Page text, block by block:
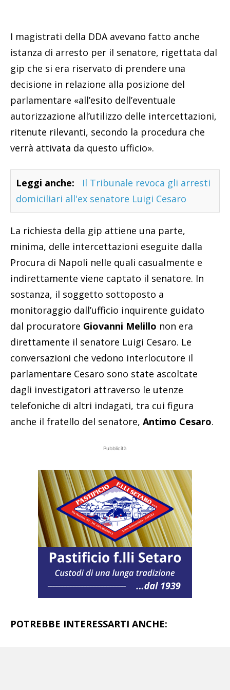
I magistrati della DDA avevano fatto anche
istanza di arresto per il senatore, rigettata dal
gip che si era riservato di prendere una
decisione in relazione alla posizione del
parlamentare «all’esito dell’eventuale
autorizzazione all’utilizzo delle intercettazioni,
ritenute rilevanti, secondo la procedura che
verrà attivata da questo ufficio».
Leggi anche:
Il Tribunale revoca gli arresti
domiciliari all'ex senatore Luigi Cesaro
La richiesta della gip attiene una parte,
minima, delle intercettazioni eseguite dalla
Procura di Napoli nelle quali casualmente e
indirettamente viene captato il senatore. In
sostanza, il soggetto sottoposto a
monitoraggio dall’ufficio inquirente guidato
dal procuratore Giovanni Melillo non era
direttamente il senatore Luigi Cesaro. Le
conversazioni che vedono interlocutore il
parlamentare Cesaro sono state ascoltate
dagli investigatori attraverso le utenze
telefoniche di altri indagati, tra cui figura
anche il fratello del senatore, Antimo Cesaro.
Pubblicità
POTREBBE INTERESSARTI ANCHE: